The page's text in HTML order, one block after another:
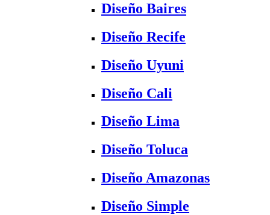
Diseño Baires
Diseño Recife
Diseño Uyuni
Diseño Cali
Diseño Lima
Diseño Toluca
Diseño Amazonas
Diseño Simple